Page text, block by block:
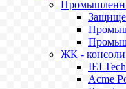
ЖК -
IEI
Acme